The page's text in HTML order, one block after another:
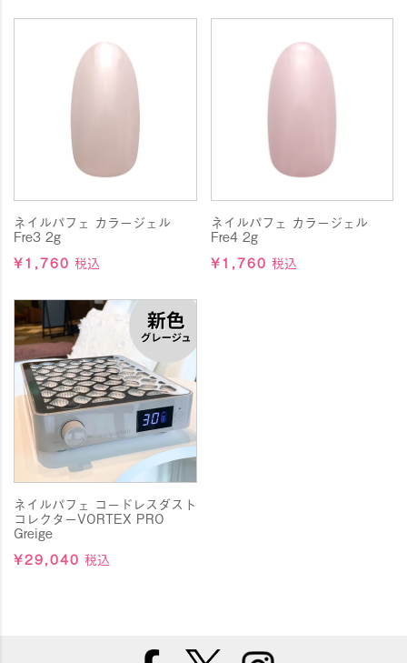
しくお願い申し上げます。
2026.3.11
■TATin静岡に出展します■
いつもネイルパフェジェル公式オンラインショップをご利
用いただきありがとうございます。
TATin静岡の詳細
議所静岡事務所会館
入場料は無料です。会員登録がない方（プロも一般）も入
場可能です。
ネイルパフェブースでは、グラデの女王 yukaco先生が一本
お客様のお越しをお待ちしております。
2026.1.21
■棚卸による出荷停止のお知らせ■
弊社棚卸のため2月23日（月祝）11:00までにいただいたご
注文は2月24日（火）に出荷
2月23日（月祝）11:01以降にいただいたご注文は3月2日
（月）〜順次出荷させていただきます。
お待たせして恐れ入りますが、ご理解、ご了承のほど宜し
くお願い致します。
ネイルパフェ カラージェル
Fre3 2g
¥1,760 税込
ネイルパフェ カラージェル
Fre4 2g
¥1,760 税込
ネイルパフェ コードレスダスト
コレクターVORTEX PRO
Greige
¥29,040 税込